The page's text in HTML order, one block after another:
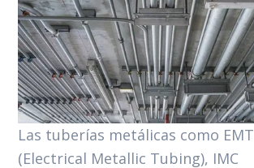
Las tuberías metálicas como EMT
(Electrical Metallic Tubing), IMC